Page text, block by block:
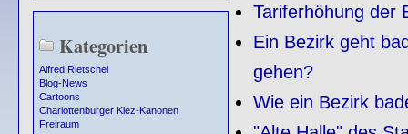
Kategorien
Alfred Rietschel
Blog-News
Cartoons
Charlottenburger Kiez-Kanonen
Freiraum
Tariferhöhung der
Ein Bezirk geht
gehen?
Wie ein Bezirk